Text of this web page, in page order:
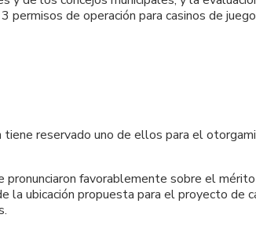
de operación para casinos de
reservado uno de ellos para el
favorablemente sobre el
ubicación propuesta para el proyecto de